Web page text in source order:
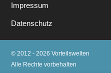
Impressum
Datenschutz
© 2012 - 2026 Vorteilswelten
Alle Rechte vorbehalten